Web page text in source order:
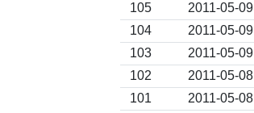
105
2011-05-09
104
2011-05-09
103
2011-05-09
102
2011-05-08
101
2011-05-08